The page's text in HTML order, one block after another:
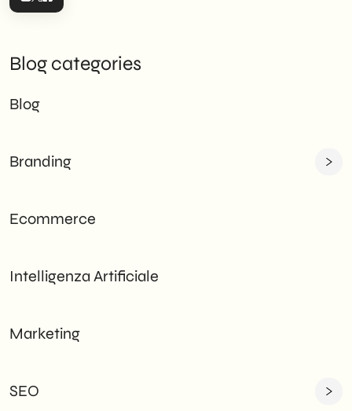
Blog categories
Blog
Branding
Ecommerce
Intelligenza Artificiale
Marketing
SEO